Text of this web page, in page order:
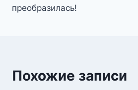
преобразилась!
Похожие записи